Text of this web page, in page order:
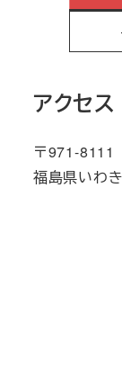
アクセス
〒971-8111
福島県いわ